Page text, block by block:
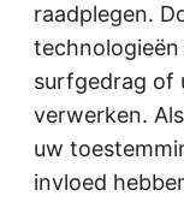
raadplegen.
surfgedrag of
verwerken.
uw
invloed